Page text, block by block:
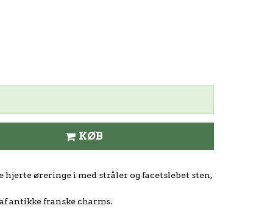
KØB
hjerte øreringe i med stråler og facetslebet sten,
antikke franske charms.